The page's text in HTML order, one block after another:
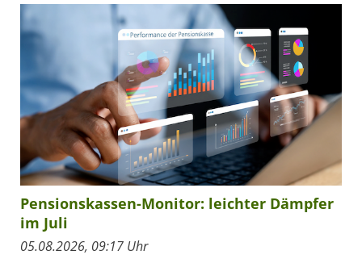
Pensionskassen-Monitor: leichter Dämpfer
im Juli
05.08.2026, 09:17 Uhr